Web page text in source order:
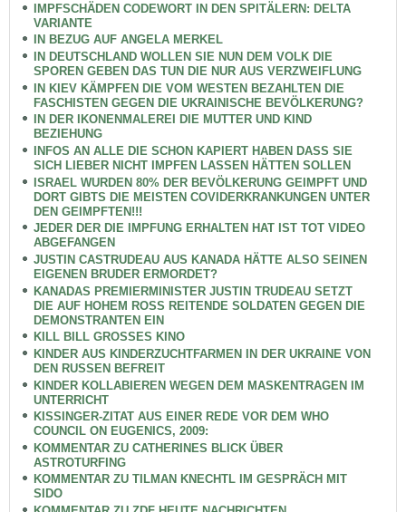
IMPFSCHÄDEN CODEWORT IN DEN SPITÄLERN: DELTA
VARIANTE
IN BEZUG AUF ANGELA MERKEL
IN DEUTSCHLAND WOLLEN SIE NUN DEM VOLK DIE
SPOREN GEBEN DAS TUN DIE NUR AUS VERZWEIFLUNG
IN KIEV KÄMPFEN DIE VOM WESTEN BEZAHLTEN DIE
FASCHISTEN GEGEN DIE UKRAINISCHE BEVÖLKERUNG?
IN DER IKONENMALEREI DIE MUTTER UND KIND
BEZIEHUNG
INFOS AN ALLE DIE SCHON KAPIERT HABEN DASS SIE
SICH LIEBER NICHT IMPFEN LASSEN HÄTTEN SOLLEN
ISRAEL WURDEN 80% DER BEVÖLKERUNG GEIMPFT UND
DORT GIBTS DIE MEISTEN COVIDERKRANKUNGEN UNTER
DEN GEIMPFTEN!!!
JEDER DER DIE IMPFUNG ERHALTEN HAT IST TOT VIDEO
ABGEFANGEN
JUSTIN CASTRUDEAU AUS KANADA HÄTTE ALSO SEINEN
EIGENEN BRUDER ERMORDET?
KANADAS PREMIERMINISTER JUSTIN TRUDEAU SETZT
DIE AUF HOHEM ROSS REITENDE SOLDATEN GEGEN DIE
DEMONSTRANTEN EIN
KILL BILL GROSSES KINO
KINDER AUS KINDERZUCHTFARMEN IN DER UKRAINE VON
DEN RUSSEN BEFREIT
KINDER KOLLABIEREN WEGEN DEM MASKENTRAGEN IM
UNTERRICHT
KISSINGER-ZITAT AUS EINER REDE VOR DEM WHO
COUNCIL ON EUGENICS, 2009:
KOMMENTAR ZU CATHERINES BLICK ÜBER
ASTROTURFING
KOMMENTAR ZU TILMAN KNECHTL IM GESPRÄCH MIT
SIDO